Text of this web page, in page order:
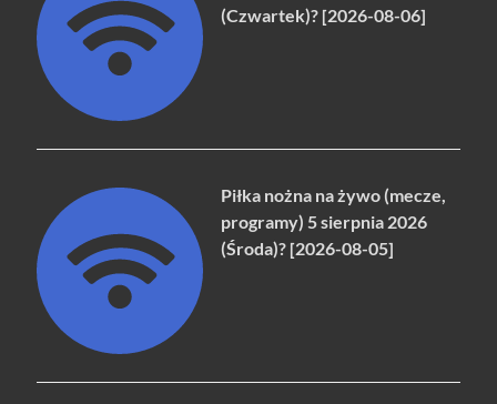
(Czwartek)? [2026-08-06]
Piłka nożna na żywo (mecze,
programy) 5 sierpnia 2026
(Środa)? [2026-08-05]